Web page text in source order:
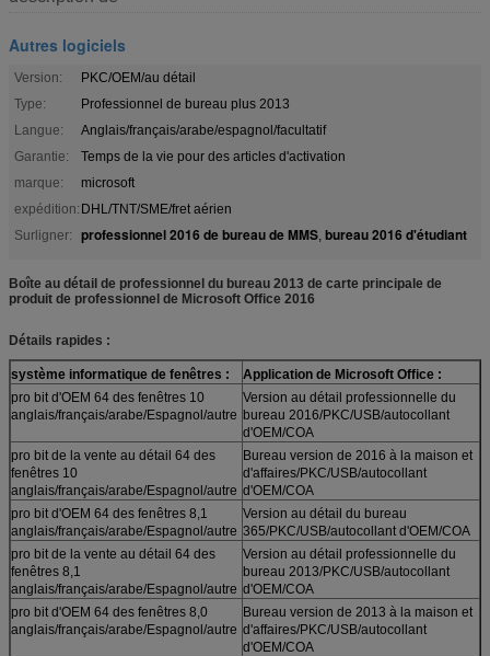
Autres logiciels
Version:
PKC/OEM/au détail
Type:
Professionnel de bureau plus 2013
Langue:
Anglais/français/arabe/espagnol/facultatif
Garantie:
Temps de la vie pour des articles d'activation
marque:
microsoft
expédition: DHL/TNT/SME/fret aérien
Surligner:
professionnel 2016 de bureau de MMS, bureau 2016 d'étudiant
Boîte au détail de professionnel du bureau 2013 de carte principale de
produit de professionnel de Microsoft Office 2016
Détails rapides :
système informatique de fenêtres :
Application de Microsoft Office :
pro bit d'OEM 64 des fenêtres 10
anglais/français/arabe/Espagnol/autre
Version au détail professionnelle du
bureau 2016/PKC/USB/autocollant
d'OEM/COA
pro bit de la vente au détail 64 des
fenêtres 10
anglais/français/arabe/Espagnol/autre
Bureau version de 2016 à la maison et
d'affaires/PKC/USB/autocollant
d'OEM/COA
pro bit d'OEM 64 des fenêtres 8,1
anglais/français/arabe/Espagnol/autre
Version au détail du bureau
365/PKC/USB/autocollant d'OEM/COA
pro bit de la vente au détail 64 des
fenêtres 8,1
anglais/français/arabe/Espagnol/autre
Version au détail professionnelle du
bureau 2013/PKC/USB/autocollant
d'OEM/COA
pro bit d'OEM 64 des fenêtres 8,0
anglais/français/arabe/Espagnol/autre
Bureau version de 2013 à la maison et
d'affaires/PKC/USB/autocollant
d'OEM/COA